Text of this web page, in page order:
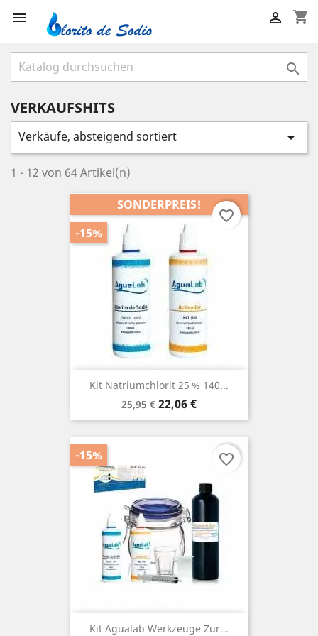
 shopping_cart


VERKAUFSHITS
Verkäufe, absteigend sortiert 
1 - 12 von 64 Artikel(n)
Kit Natriumchlorit 25 % 140...
Verkaufspreis
25,95 € Preis
22,06 €
SONDERPREIS!
-15%
favorite_border
Kit Agualab Werkzeuge Zur...
-15% favorite_border